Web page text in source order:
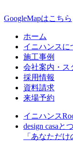
GoogleMapはこちら
ホーム
イニハンスに
施工事例
会社案内・ス
採用情報
資料請求
来場予約
イニハンス
design casaと
「あなただけ